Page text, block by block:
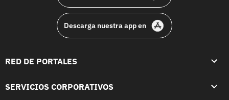
Descarga nuestra app en
RED DE PORTALES
SERVICIOS CORPORATIVOS